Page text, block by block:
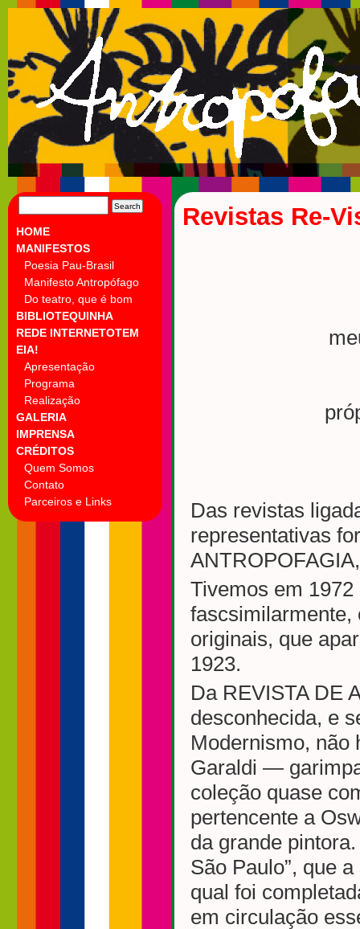
FOR:
HOME
MANIFESTOS
Poesia Pau-Brasil
Manifesto Antropófago
Do teatro, que é bom
BIBLIOTEQUINHA
REDE INTERNETOTEM
EIA!
Apresentação
Programa
Realização
GALERIA
IMPRENSA
CRÉDITOS
Quem Somos
Contato
Parceiros e Links
Revistas Re-
Das revistas
representativas
Tivemos em
fascsimilarmente,
originais, que
1923.
Da REVISTA DE
desconhecida, e
Modernismo, não
Garaldi —
coleção quase
pertencente a
da grande pintora.
São Paulo”, que
qual foi
em circulação